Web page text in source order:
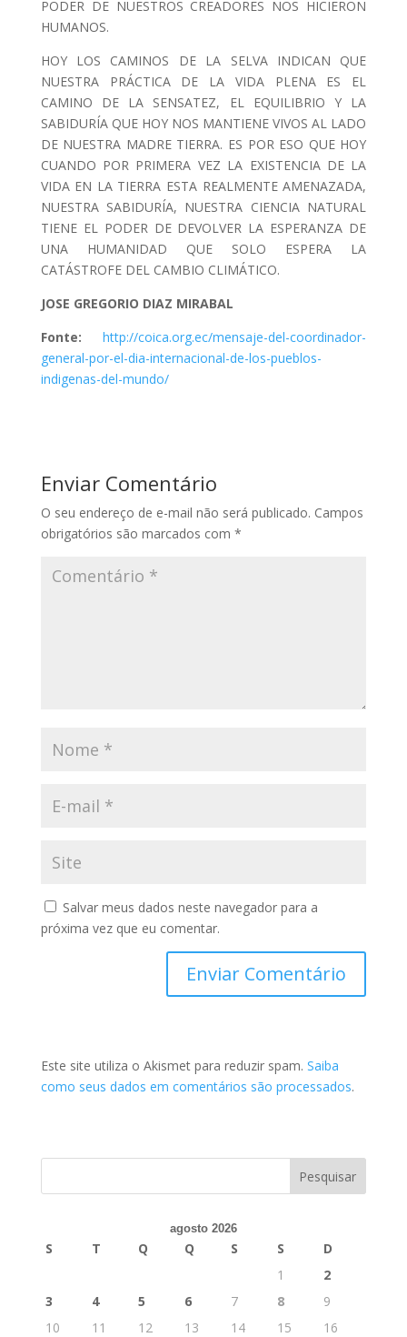
PODER DE NUESTROS CREADORES NOS HICIERON
HUMANOS.
HOY LOS CAMINOS DE LA SELVA INDICAN QUE
NUESTRA PRÁCTICA DE LA VIDA PLENA ES EL
CAMINO DE LA SENSATEZ, EL EQUILIBRIO Y LA
SABIDURÍA QUE HOY NOS MANTIENE VIVOS AL LADO
DE NUESTRA MADRE TIERRA. ES POR ESO QUE HOY
CUANDO POR PRIMERA VEZ LA EXISTENCIA DE LA
VIDA EN LA TIERRA ESTA REALMENTE AMENAZADA,
NUESTRA SABIDURÍA, NUESTRA CIENCIA NATURAL
TIENE EL PODER DE DEVOLVER LA ESPERANZA DE
UNA HUMANIDAD QUE SOLO ESPERA LA
CATÁSTROFE DEL CAMBIO CLIMÁTICO.
JOSE GREGORIO DIAZ MIRABAL
Fonte:http://coica.org.ec/mensaje-del-coordinador-
general-por-el-dia-internacional-de-los-pueblos-
indigenas-del-mundo/
Enviar Comentário
O seu endereço de e-mail não será publicado. Campos
obrigatórios são marcados com *
Salvar meus dados neste navegador para a
próxima vez que eu comentar.
Este site utiliza o Akismet para reduzir spam. Saiba
como seus dados em comentários são processados.
agosto 2026
S T Q Q S S
D
1
2
3
4 5 6 7 8
9
10
11 12 13 14 15
16